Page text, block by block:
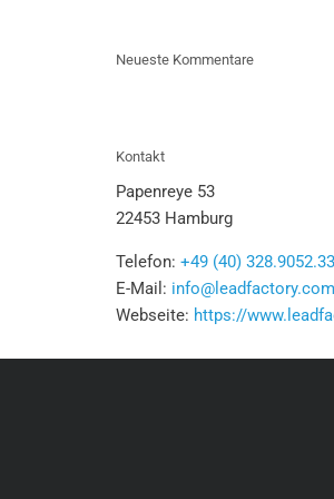
Neueste Kommentare
Kontakt
Papenreye 53
22453 Hamburg
Telefon:+49 (40)
E-Mail: info@leadfactory.com
Webseite: https://